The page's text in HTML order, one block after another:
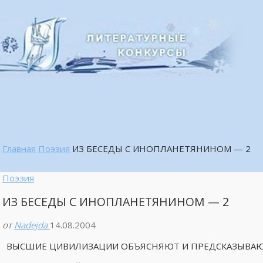
Главная Поэзия ИЗ БЕСЕДЫ С ИНОПЛАНЕТЯНИНОМ — 2
Поэзия
ИЗ БЕСЕДЫ С ИНОПЛАНЕТЯНИНОМ — 2
от Nadejda 14.08.2004
ВЫСШИЕ ЦИВИЛИЗАЦИИ ОБЪЯСНЯЮТ И